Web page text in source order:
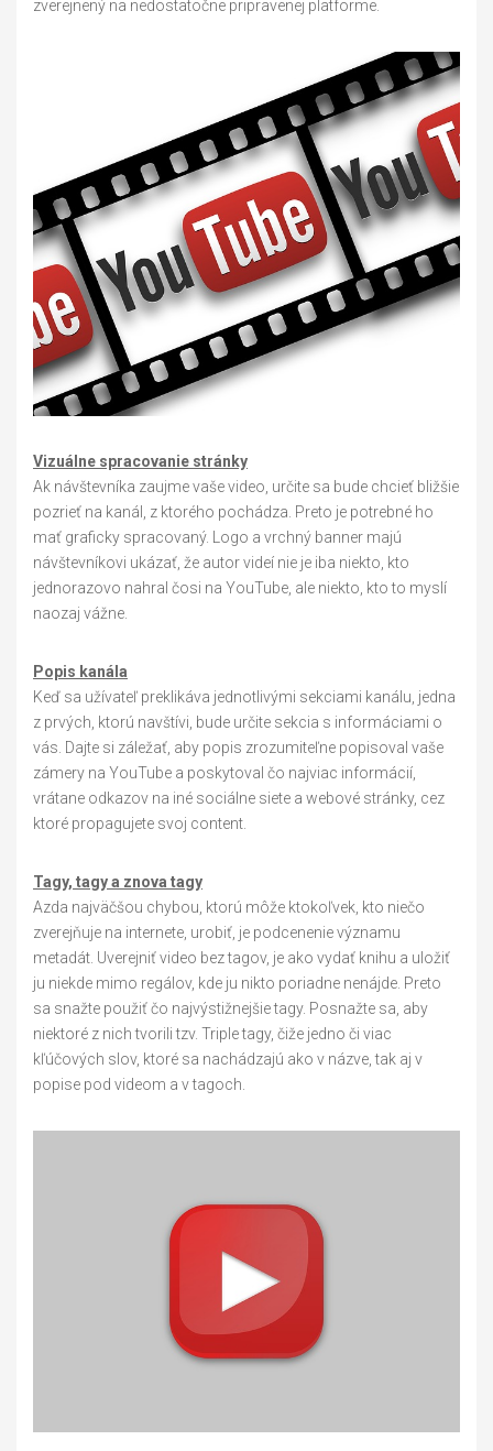
zverejnený na nedostatočne pripravenej platforme.
Vizuálne spracovanie stránky
Ak návštevníka zaujme vaše video, určite sa bude chcieť bližšie
pozrieť na kanál, z ktorého pochádza. Preto je potrebné ho
mať graficky spracovaný. Logo a vrchný banner majú
návštevníkovi ukázať, že autor videí nie je iba niekto, kto
jednorazovo nahral čosi na YouTube, ale niekto, kto to myslí
naozaj vážne.
Popis kanála
Keď sa užívateľ preklikáva jednotlivými sekciami kanálu, jedna
z prvých, ktorú navštívi, bude určite sekcia s informáciami o
vás. Dajte si záležať, aby popis zrozumiteľne popisoval vaše
zámery na YouTube a poskytoval čo najviac informácií,
vrátane odkazov na iné sociálne siete a webové stránky, cez
ktoré propagujete svoj content.
Tagy, tagy a znova tagy
Azda najväčšou chybou, ktorú môže ktokoľvek, kto niečo
zverejňuje na internete, urobiť, je podcenenie významu
metadát. Uverejniť video bez tagov, je ako vydať knihu a uložiť
ju niekde mimo regálov, kde ju nikto poriadne nenájde. Preto
sa snažte použiť čo najvýstižnejšie tagy. Posnažte sa, aby
niektoré z nich tvorili tzv. Triple tagy, čiže jedno či viac
kľúčových slov, ktoré sa nachádzajú ako v názve, tak aj v
popise pod videom a v tagoch.